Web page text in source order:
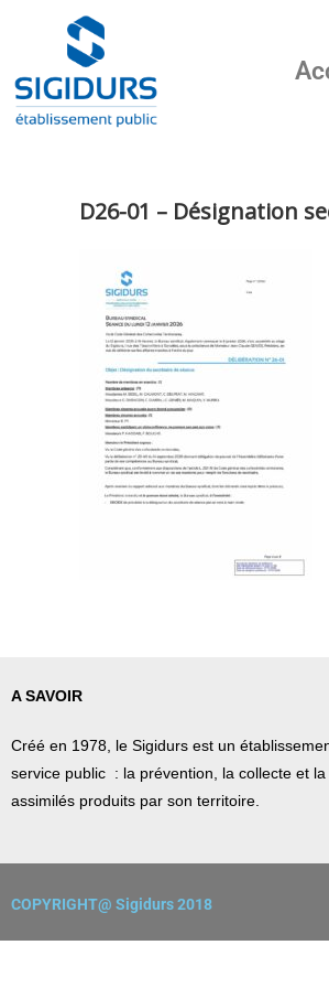
D26-01 – Désignation
A SAVOIR
Créé en 1978, le Sigidurs est un
service public : la prévention, la collecte et
assimilés produits par son territoire.
COPYRIGHT@ Sigidurs 2018